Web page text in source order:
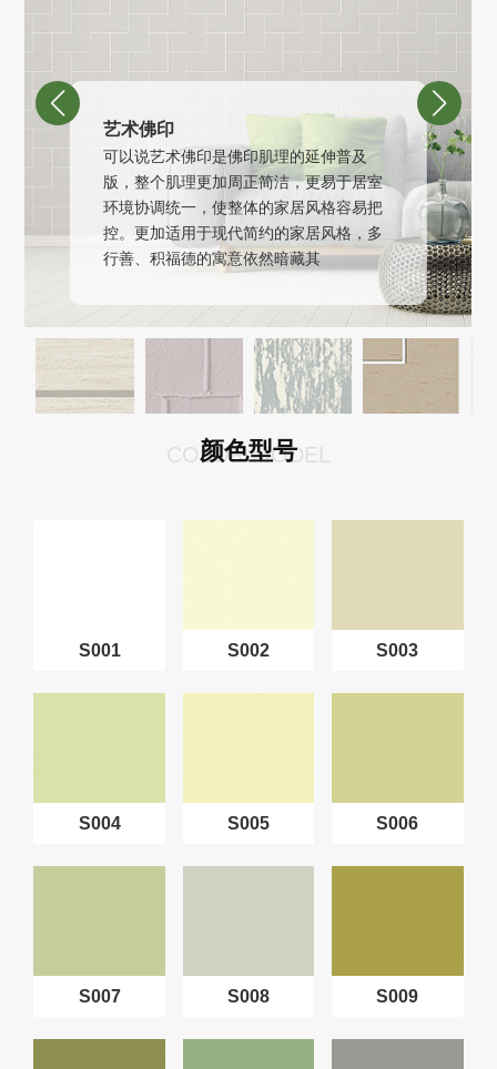
招商加盟
艺术佛印
可以说艺术佛印是佛印肌理的延伸普及
版，整个肌理更加周正简洁，更易于居室
环境协调统一，使整体的家居风格容易把
控。更加适用于现代简约的家居风格，多
行善、积福德的寓意依然暗藏其
颜色型号
COLOR MODEL
S001 S002 S003
S004 S005 S006
S007 S008 S009